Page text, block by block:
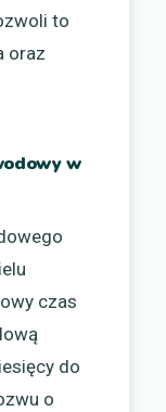
to
oraz
w
czas
do
o